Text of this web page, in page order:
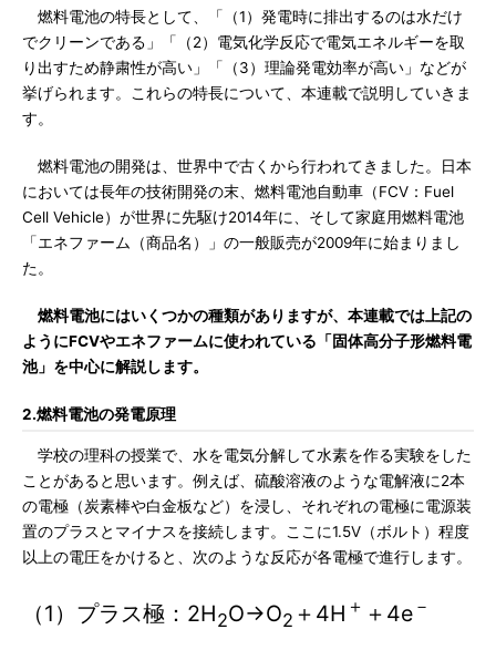
燃料電池の特長として、「（1）発電時に排出するのは水だけ
でクリーンである」「（2）電気化学反応で電気エネルギーを取
り出すため静粛性が高い」「（3）理論発電効率が高い」などが
挙げられます。これらの特長について、本連載で説明していきま
す。
燃料電池の開発は、世界中で古くから行われてきました。日本
においては長年の技術開発の末、燃料電池自動車（FCV：Fuel
Cell Vehicle）が世界に先駆け2014年に、そして家庭用燃料電池
「エネファーム（商品名）」の一般販売が2009年に始まりまし
た。
燃料電池にはいくつかの種類がありますが、本連載では上記の
ようにFCVやエネファームに使われている「固体高分子形燃料電
池」を中心に解説します。
2.燃料電池の発電原理
学校の理科の授業で、水を電気分解して水素を作る実験をした
ことがあると思います。例えば、硫酸溶液のような電解液に2本
の電極（炭素棒や白金板など）を浸し、それぞれの電極に電源装
置のプラスとマイナスを接続します。ここに1.5V（ボルト）程度
以上の電圧をかけると、次のような反応が各電極で進行します。
（1）プラス極：2H2O→O2 ＋4H ＋ ＋4e －